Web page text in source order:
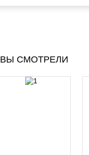
ВЫ СМОТРЕЛИ